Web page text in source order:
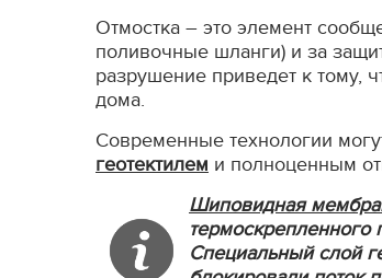
Отмостка – это элемент
поливочные шланги) и за
разрушение приведет к тому,
дома.
Современные технологии
геотектилем и полноценным
Шиповидная
термоскрепленного
Специальный слой